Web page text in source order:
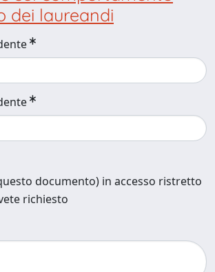
dei laureandi
documento) in accesso ristretto
richiesto